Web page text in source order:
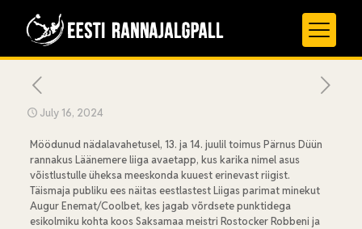
July 16, 2024
Möödunud nädalavahetusel, 13. ja 14. juulil toimus Pärnus Düün
rannakus Läänemere liiga avaetapp, kus karika nimel asus
võistlustulle üheksa meeskonda kuuest erinevast riigist.
Täismaja publiku ees näitas eestlastest Liigas parimat minekut
Augur Enemat/Coolbet, kes jagab võrdsete punktidega
esikolmiku kohta koos Saksamaa meistri Rostocker Robbeni ja